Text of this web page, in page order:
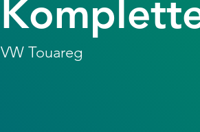
VW Touareg